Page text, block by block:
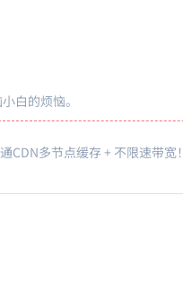
白的烦恼。
CDN多节点缓存 + 不限速带宽